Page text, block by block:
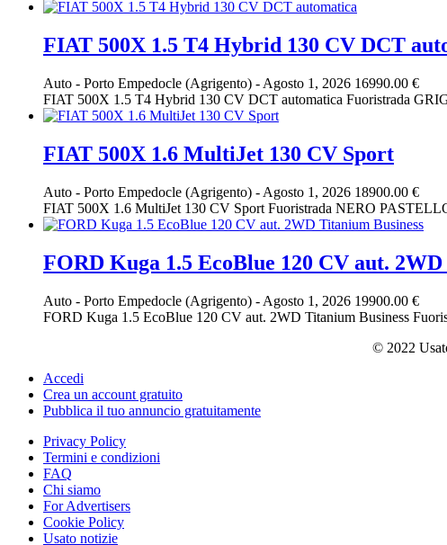
FIAT 500X 1.5 T4 Hybrid 130 CV DCT
Auto - Porto Empedocle (Agrigento) - Agosto 1, 2026 16990.00 €
FIAT 500X 1.5 T4 Hybrid 130 CV DCT automatica Fuoristrada
FIAT 500X 1.6 MultiJet 130 CV Sport
Auto - Porto Empedocle (Agrigento) - Agosto 1, 2026 18900.00 €
FIAT 500X 1.6 MultiJet 130 CV Sport Fuoristrada NERO
FORD Kuga 1.5 EcoBlue 120 CV aut.
Auto - Porto Empedocle (Agrigento) - Agosto 1, 2026 19900.00 €
FORD Kuga 1.5 EcoBlue 120 CV aut. 2WD Titanium Business
© 2022
Accedi
Crea un account gratuito
Pubblica il tuo annuncio gratuitamente
Privacy Policy
Termini e condizioni
FAQ
Chi siamo
For Advertisers
Cookie Policy
Usato notizie